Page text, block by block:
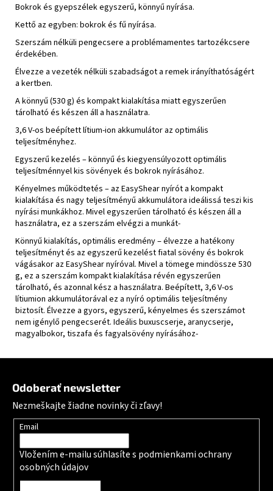
Bokrok és gyepszélek egyszerű, könnyű nyírása.
Kettő az egyben: bokrok és fű nyírása.
Szerszám nélküli pengecsere a problémamentes tartozékcsere
érdekében.
Élvezze a vezeték nélküli szabadságot a remek irányíthatóságért
a kertben.
A könnyű (530 g) és kompakt kialakítása miatt egyszerűen
tárolható és készen áll a használatra.
3,6 V-os beépített lítium-ion akkumulátor az optimális
teljesítményhez.
Egyszerű kezelés – könnyű és kiegyensúlyozott optimális
teljesítménnyel kis sövények és bokrok nyírásához.
Kényelmes működtetés – az EasyShear nyírót a kompakt
kialakítása és nagy teljesítményű akkumulátora ideálissá teszi kis
nyírási munkákhoz. Mivel egyszerűen tárolható és készen áll a
használatra, ez a szerszám elvégzi a munkát-
Könnyű kialakítás, optimális eredmény ‒ élvezze a hatékony
teljesítményt és az egyszerű kezelést fiatal sövény és bokrok
vágásakor az EasyShear nyíróval. Mivel a tömege mindössze 530
g, ez a szerszám kompakt kialakítása révén egyszerűen
tárolható, és azonnal kész a használatra. Beépített, 3,6 V-os
lítiumion akkumulátorával ez a nyíró optimális teljesítmény
biztosít. Élvezze a gyors, egyszerű, kényelmes és szerszámot
nem igénylő pengecserét. Ideális buxuscserje, aranycserje,
magyalbokor, tiszafa és fagyalsövény nyírásához-
Odoberať newsletter
Nezmeškajte žiadne novinky či zľavy!
Email
Vložením e-mailu súhlasíte s podmienkami ochrany
osobných údajov